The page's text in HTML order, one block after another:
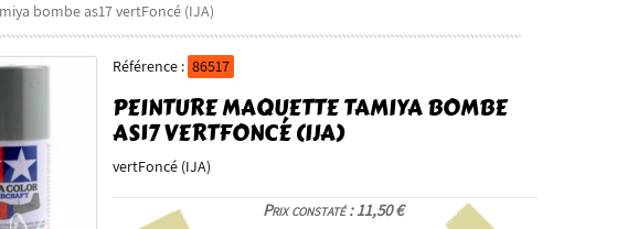
bombe as17 vertFoncé (IJA)
Référence : 86517
PEINTURE MAQUETTE TAMIYA BOMBE
AS17 VERTFONCÉ (IJA)
vertFoncé (IJA)
Prix constaté : 11,50 €